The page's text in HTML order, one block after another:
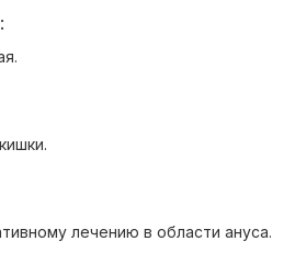
лечению в области ануса.